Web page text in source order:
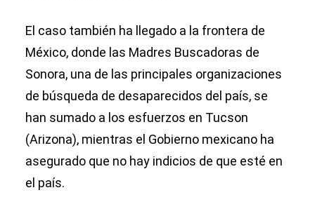
El caso también ha llegado a la frontera de
México, donde las Madres Buscadoras de
Sonora, una de las principales organizaciones
de búsqueda de desaparecidos del país, se
han sumado a los esfuerzos en Tucson
(Arizona), mientras el Gobierno mexicano ha
asegurado que no hay indicios de que esté en
el país.